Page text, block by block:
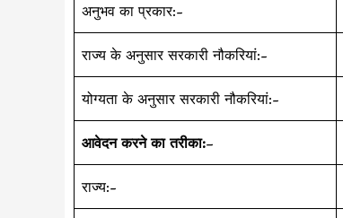
अनुभव का प्रकार:-
राज्य के अनुसार सरकारी नौकरियां:-
योग्यता के अनुसार सरकारी नौकरियां:-
आवेदन करने का तरीका:–
राज्य:-